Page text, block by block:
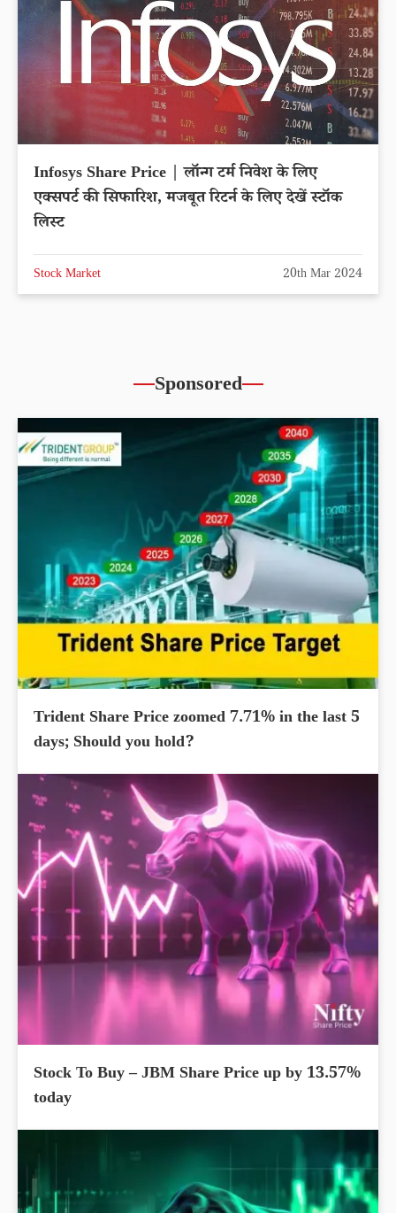
Infosys Share Price | लॉन्ग टर्म निवेश के लिए
एक्सपर्ट की सिफारिश, मजबूत रिटर्न के लिए देखें स्टॉक
लिस्ट
Stock Market 20th Mar 2024
Sponsored
Trident Share Price zoomed 7.71% in the last 5
days; Should you hold?
Stock To Buy – JBM Share Price up by 13.57%
today